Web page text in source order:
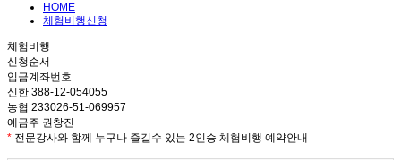
HOME
체험비행신청
체험비행
신청순서
입금계좌번호
신한 388-12-054055
농협 233026-51-069957
예금주 권창진
* 전문강사와 함께 누구나 즐길수 있는 2인승 체험비행 예약안내